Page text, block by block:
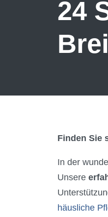
24
Finden Sie
In der
Unsere
häusliche